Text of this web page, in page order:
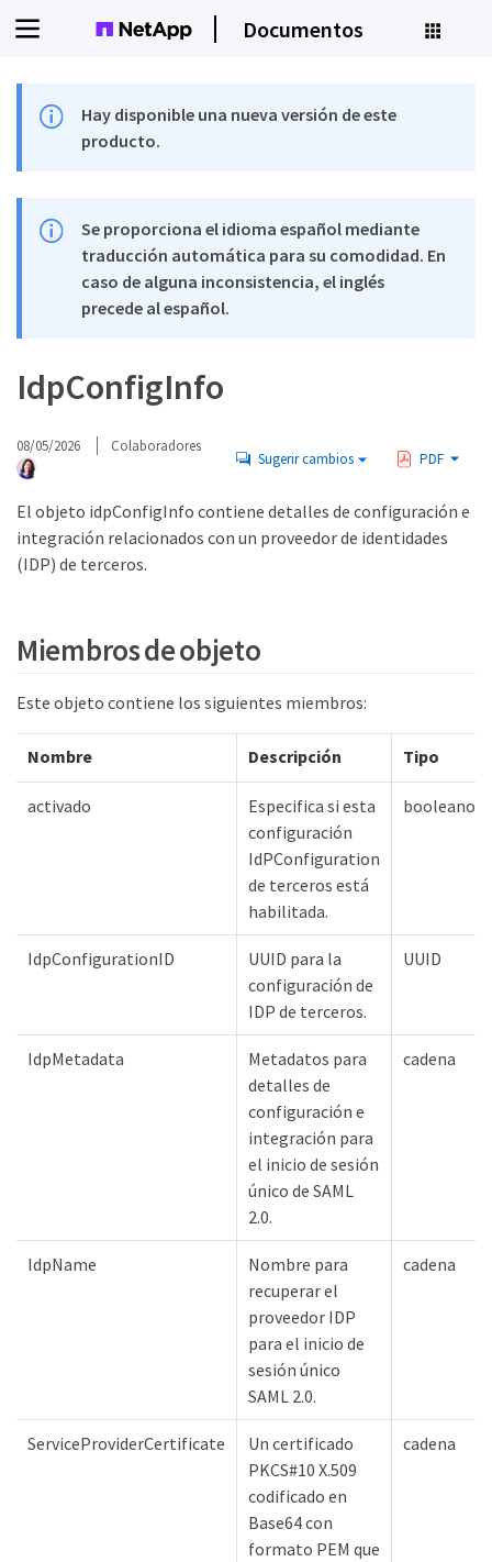
Documentos
Hay disponible una nueva versión de este
producto.
Se proporciona el idioma español mediante
traducción automática para su comodidad. En
caso de alguna inconsistencia, el inglés
precede al español.
IdpConfigInfo
08/05/2026 Colaboradores
Sugerir cambios PDF
El objeto idpConfigInfo contiene detalles de configuración e
integración relacionados con un proveedor de identidades
(IDP) de terceros.
Miembros de objeto
Este objeto contiene los siguientes miembros:
Nombre Descripción Tipo
activado
Especifica si esta
configuración
IdPConfiguration
de terceros está
habilitada.
booleano
IdpConfigurationID
UUID para la
configuración de
IDP de terceros.
UUID
IdpMetadata
Metadatos para
detalles de
configuración e
integración para
el inicio de sesión
único de SAML
2.0.
cadena
IdpName
Nombre para
recuperar el
proveedor IDP
para el inicio de
sesión único
SAML 2.0.
cadena
ServiceProviderCertificate
Un certificado
PKCS#10 X.509
codificado en
Base64 con
formato PEM que
cadena